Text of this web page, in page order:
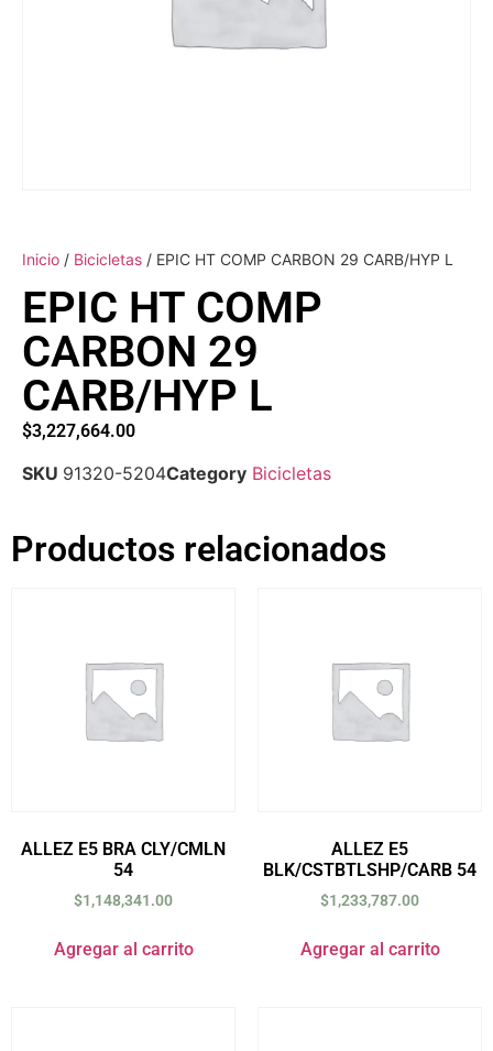
Inicio / Bicicletas / EPIC HT COMP CARBON 29 CARB/HYP L
EPIC HT COMP
CARBON 29
CARB/HYP L
$3,227,664.00
SKU 91320-5204Category Bicicletas
Productos relacionados
ALLEZ E5 BRA CLY/CMLN
54
$1,148,341.00
Agregar al carrito
ALLEZ E5
BLK/CSTBTLSHP/CARB 54
$1,233,787.00
Agregar al carrito